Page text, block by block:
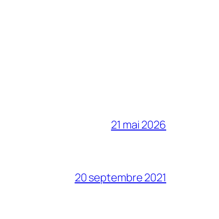
21 mai 2026
20 septembre 2021